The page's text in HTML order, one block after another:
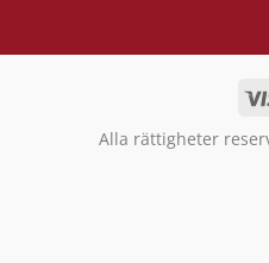
Alla rättigheter